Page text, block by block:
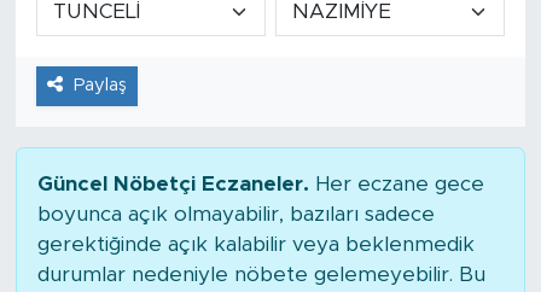
Paylaş
Güncel Nöbetçi Eczaneler. Her eczane gece
boyunca açık olmayabilir, bazıları sadece
gerektiğinde açık kalabilir veya beklenmedik
durumlar nedeniyle nöbete gelemeyebilir. Bu
Tarihçe
Resmi İlanlar
Foto Şaka